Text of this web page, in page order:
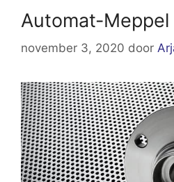
Automat-Meppel
november 3, 2020 door